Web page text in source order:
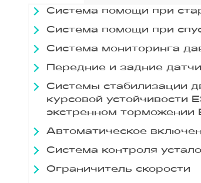
Система помощи при
Система помощи при
Система мониторинга
Передние и задние
Системы стабилизации
курсовой устойчивости
экстренном торможении
Автоматическое
Система контроля
Ограничитель скорости